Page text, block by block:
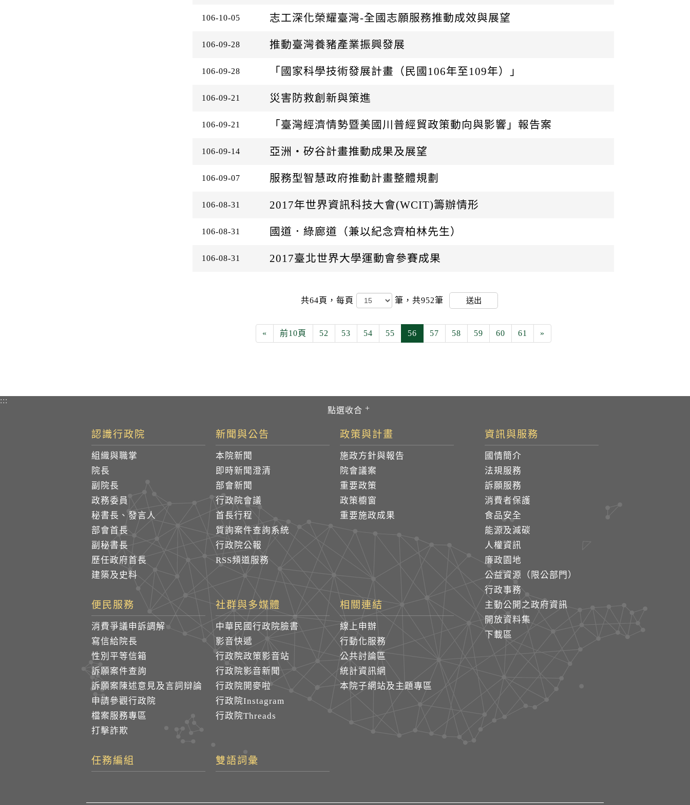
志工深化榮耀臺灣-全國志願服務推動成效與展望
106-10-05
推動臺灣養豬產業振興發展
106-09-28
「國家科學技術發展計畫（民國106年至109年）」
106-09-28
災害防救創新與策進
106-09-21
「臺灣經濟情勢暨美國川普經貿政策動向與影響」報告案
106-09-21
亞洲‧矽谷計畫推動成果及展望
106-09-14
服務型智慧政府推動計畫整體規劃
106-09-07
2017年世界資訊科技大會(WCIT)籌辦情形
106-08-31
國道．綠廊道（兼以紀念齊柏林先生）
106-08-31
2017臺北世界大學運動會參賽成果
106-08-31
共64頁，每頁 筆，共952筆 送出
« 前10頁 52 53 54 55 56 57 58 59 60 61 »
:::
認識行政院
組織與職掌
院長
副院長
政務委員
秘書長、發言人
部會首長
副秘書長
歷任政府首長
建築及史料
新聞與公告
本院新聞
即時新聞澄清
部會新聞
行政院會議
首長行程
質詢案件查詢系統
行政院公報
RSS頻道服務
政策與計畫
施政方針與報告
院會議案
重要政策
政策櫥窗
重要施政成果
資訊與服務
國情簡介
法規服務
訴願服務
消費者保護
食品安全
能源及減碳
人權資訊
廉政園地
公益資源（限公部門）
行政事務
主動公開之政府資訊
開放資料集
下載區
便民服務
消費爭議申訴調解
寫信給院長
性別平等信箱
訴願案件查詢
訴願案陳述意見及言詞辯論
申請參觀行政院
檔案服務專區
打擊詐欺
社群與多媒體
中華民國行政院臉書
影音快遞
行政院政策影音站
行政院影音新聞
行政院開麥啦
行政院Instagram
行政院Threads
相關連結
線上申辦
行動化服務
公共討論區
統計資訊網
本院子網站及主題專區
任務編組 雙語詞彙